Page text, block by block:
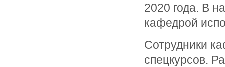
2020 года. В
кафедрой
Сотрудники
спецкурсов.